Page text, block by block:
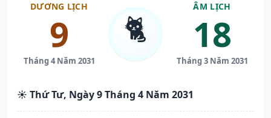
DƯƠNG LỊCH
9
Tháng 4 Năm 2031
🐈
ÂM LỊCH
18
Tháng 3 Năm 2031
☀️ Thứ Tư, Ngày 9 Tháng 4 Năm 2031